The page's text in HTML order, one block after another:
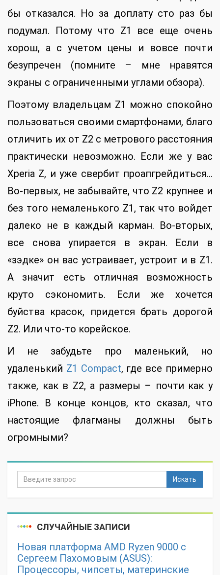
бы отказался. Но за доплату сто раз бы
подумал. Потому что Z1 все еще очень
хорош, а с учетом цены и вовсе почти
безупречен (помните – мне нравятся
экраны с ограниченными углами обзора).
Поэтому владельцам Z1 можно спокойно
пользоваться своими смартфонами, благо
отличить их от Z2 с метрового расстояния
практически невозможно. Если же у вас
Xperia Z, и уже свербит проапгрейдиться…
Во-первых, не забывайте, что Z2 крупнее и
без того немаленького Z1, так что войдет
далеко не в каждый карман. Во-вторых,
все снова упирается в экран. Если в
«зэдке» он вас устраивает, устроит и в Z1.
А значит есть отличная возможность
круто сэкономить. Если же хочется
буйства красок, придется брать дорогой
Z2. Или что-то корейское.
И не забудьте про маленький, но
удаленький Z1 Compact, где все примерно
также, как в Z2, а размеры – почти как у
iPhone. В конце концов, кто сказал, что
настоящие флагманы должны быть
огромными?
Искать
СЛУЧАЙНЫЕ ЗАПИСИ
Новая платформа AMD Ryzen 9000 с
Сергеем Пахомовым (ASUS):
Процессоры, чипсеты, материнские